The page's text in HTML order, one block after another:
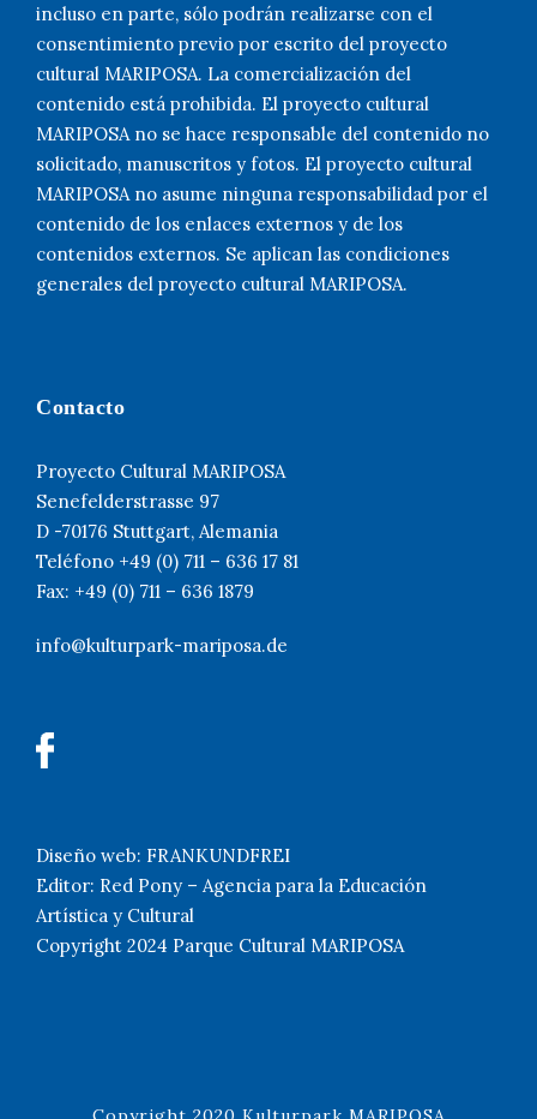
incluso en parte, sólo podrán realizarse con el
consentimiento previo por escrito del proyecto
cultural MARIPOSA. La comercialización del
contenido está prohibida. El proyecto cultural
MARIPOSA no se hace responsable del contenido no
solicitado, manuscritos y fotos. El proyecto cultural
MARIPOSA no asume ninguna responsabilidad por el
contenido de los enlaces externos y de los
contenidos externos. Se aplican las condiciones
generales del proyecto cultural MARIPOSA.
Contacto
Proyecto Cultural MARIPOSA
Senefelderstrasse 97
D -70176 Stuttgart, Alemania
Teléfono +49 (0) 711 – 636 17 81
Fax: +49 (0) 711 – 636 1879
info@kulturpark-mariposa.de
Diseño web: FRANKUNDFREI
Editor: Red Pony – Agencia para la Educación
Artística y Cultural
Copyright 2024 Parque Cultural MARIPOSA